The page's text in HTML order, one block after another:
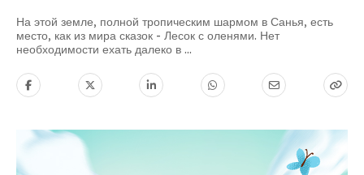
На этой земле, полной тропическим шармом в Санья, есть
место, как из мира сказок - Лесок с оленями. Нет
необходимости ехать далеко в ...